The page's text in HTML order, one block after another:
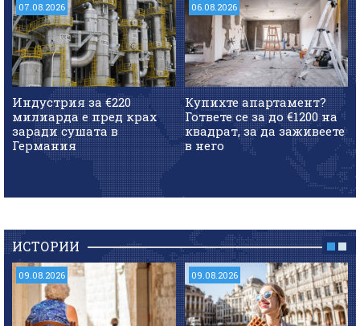
07.08.2026
Индустрия за €220
милиарда е пред крах
заради сушата в
Германия
06.08.2026
Купихте апартамент?
Гответе се за до €1200 на
квадрат, за да заживеете
в него
ИСТОРИИ
09.08.2026 09.08.2026